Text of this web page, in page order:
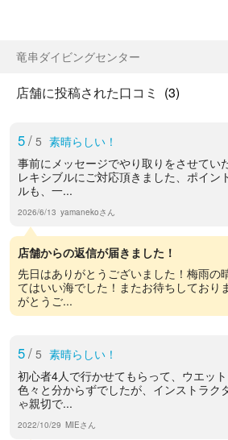
竜串ダイビングセンター
店舗に投稿された口コミ (3)
5/ 5 素晴らしい！
事前にメッセージでやり取りをさせてい
レキシブルにご対応頂きました、ポイン
ルも、一...
2026/6/13 yamanekoさん
店舗からの返信が届きました！
先日はありがとうございました！梅雨の
てはいい海でした！またお待ちしており
がとうご...
5/ 5 素晴らしい！
初心者4人で行かせてもらって、ウエット
色々と分からずでしたが、インストラク
ゃ親切で...
2022/10/29 MIEさん